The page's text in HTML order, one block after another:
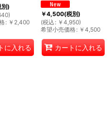
別)
)
: ￥ 2,400
に入れる
￥4,500(税別)
(税込 : ￥ 4,950)
希望小売価格: ￥ 4,500
カートに入れる